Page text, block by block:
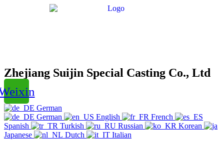
Zhejiang Suijin Special Casting Co., Ltd
German
German
English
French
Spanish
Turkish Russian
Korean
Japanese
Dutch
Italian